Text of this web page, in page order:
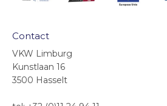
Contact
VKW Limburg
Kunstlaan 16
3500 Hasselt